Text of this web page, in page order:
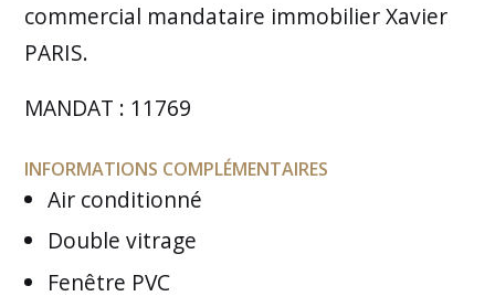
commercial mandataire immobilier Xavier
PARIS.
MANDAT : 11769
INFORMATIONS COMPLÉMENTAIRES
Air conditionné
Double vitrage
Fenêtre PVC